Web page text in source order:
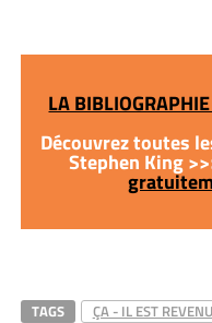
LA
Découvrez toutes
Stephen King
TAGS ÇA - IL EST REVENU